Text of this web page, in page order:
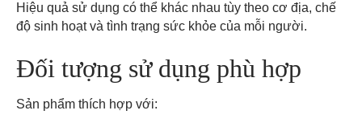
Hiệu quả sử dụng có thể khác nhau tùy theo cơ địa, chế
độ sinh hoạt và tình trạng sức khỏe của mỗi người.
Đối tượng sử dụng phù hợp
Sản phẩm thích hợp với: